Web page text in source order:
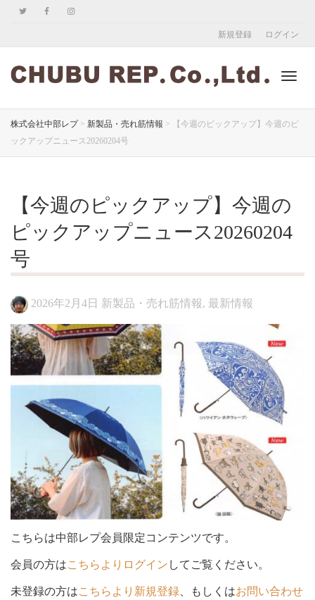
新規登録 ログイン
ゲ
切
株式会社中部レプ> 新製品・売れ筋情報 >
【今週のピックアップ】今週のピ
ックアップニュース20260204号
【今週のピックアップ】今週の
ピックアップニュース20260204
号
2026年2月4日 新製品・売れ筋情報, 最新情報
こちらは中部レプ会員限定コンテンツです。
会員の方はこちらよりログイン してご覧ください。
未登録の方はこちらより新規登録 、もしくはお問い合わせ